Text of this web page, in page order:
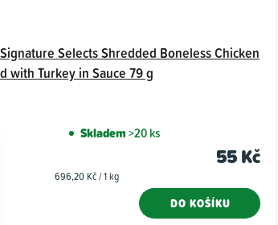
Selects Shredded Boneless Chicken
with Turkey in Sauce 79 g
Skladem>20 ks
55 Kč
Měrná
696,20 Kč / 1 kg
DO KOŠÍKU